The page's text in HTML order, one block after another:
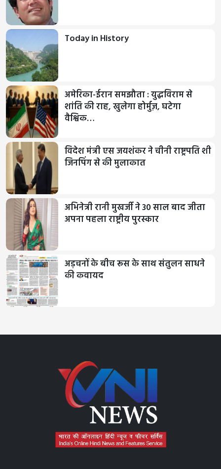
Today in History
अमेरिका-ईरान समझौता : युद्धविराम से
शांति की राह, खुलेगा होर्मुज़, घटेगा
वैश्विक…
विदेश मंत्री एस जयशंकर ने चीनी राष्ट्रपति शी
जिनपिंग से की मुलाकात
अभिनेत्री रानी मुखर्जी ने 30 साल बाद जीता
अपना पहला राष्ट्रीय पुरस्कार
अड़चनों के बीच रूस के साथ संतुलन साधने
की कवायद